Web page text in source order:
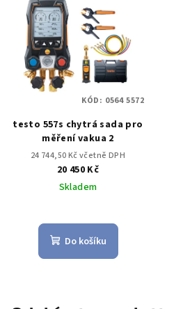
testo 557s chytrá sada pro
měření vakua 2
24 744,50 Kč včetně DPH
20 450 Kč
Skladem
Do košíku
KÓD: 0564 5572